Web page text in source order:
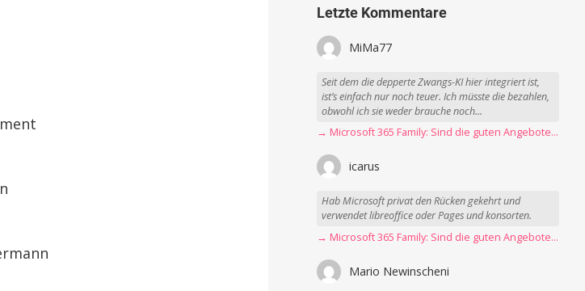
Letzte Kommentare
MiMa77
Seit dem die depperte Zwangs-KI hier integriert ist,
ist’s einfach nur noch teuer. Ich müsste die bezahlen,
obwohl ich sie weder brauche noch...
→ Microsoft 365 Family: Sind die guten Angebote vorbei?
icarus
Hab Microsoft privat den Rücken gekehrt und
verwendet libreoffice oder Pages und konsorten.
→ Microsoft 365 Family: Sind die guten Angebote vorbei?
Mario Newinscheni